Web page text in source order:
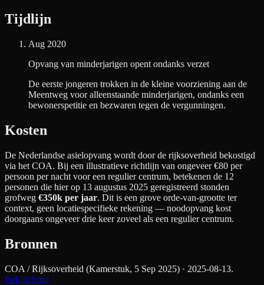
Tijdlijn
Aug 2020
Opvang van minderjarigen opent ondanks verzet
De eerste jongeren trokken in de kleine voorziening aan de
Meentweg voor alleenstaande minderjarigen, ondanks een
bewonerspetitie en bezwaren tegen de vergunningen.
Kosten
De Nederlandse asielopvang wordt door de rijksoverheid bekostigd
via het COA. Bij een illustratieve richtlijn van ongeveer €80 per
persoon per nacht voor een regulier centrum, betekenen de 12
personen die hier op 13 augustus 2025 geregistreerd stonden
grofweg €350k per jaar. Dit is een grove orde-van-grootte ter
context, geen locatiespecifieke rekening — noodopvang kost
doorgaans ongeveer drie keer zoveel als een regulier centrum.
Bronnen
COA / Rijksoverheid (Kamerstuk, 5 Sep 2025) · 2025-08-13.
Bekijk bron